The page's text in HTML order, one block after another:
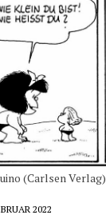
(Carlsen Verlag)
2022